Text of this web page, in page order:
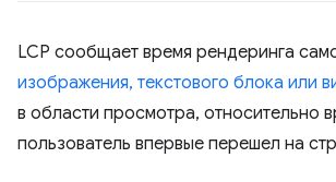
LCP сообщает время рендеринга
изображения, текстового блока или
в области просмотра, относительно
пользователь впервые перешел на